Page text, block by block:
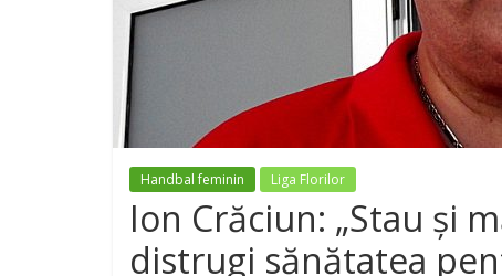
Handbal feminin Liga Florilor
Ion Crăciun: „Stau şi
distrugi sănătatea